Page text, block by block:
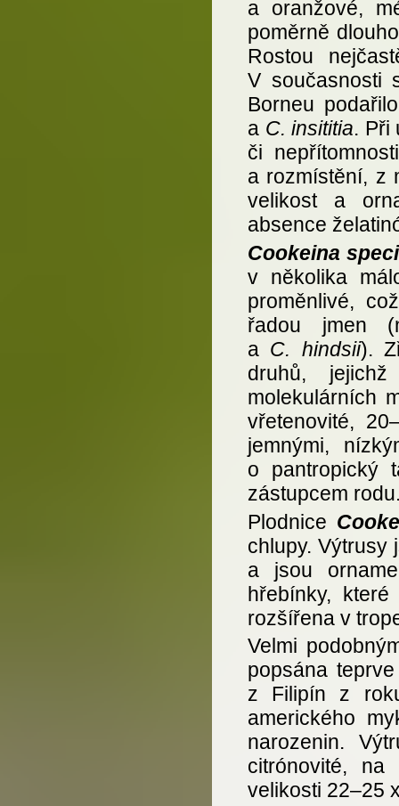
a oranžové,
poměrně
Rostou
V současnosti
Borneu
a C. insititia. Při
či
a rozmístění, z
velikost a
absence
Cookeina
v několika
proměnlivé,
řadou jmen
a C. hindsii).
druhů,
molekulárních
vřetenovité,
jemnými,
o pantropický
zástupcem
Plodnice
chlupy. Výtrusy
a jsou
hřebínky,
rozšířena v
Velmi
popsána
z Filipín z
amerického
narozenin.
citrónovité,
velikosti 22–25